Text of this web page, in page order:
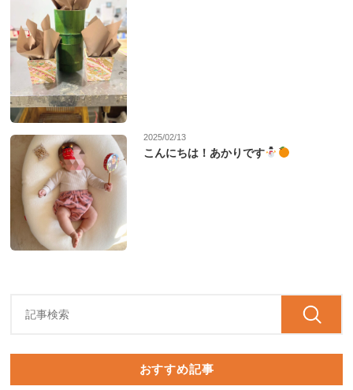
2025/02/13
こんにちは！あかりです
おすすめ記事